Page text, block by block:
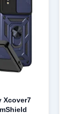
Xcover7